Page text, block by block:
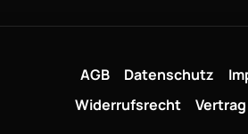
AGB Datenschutz
Widerrufsrecht